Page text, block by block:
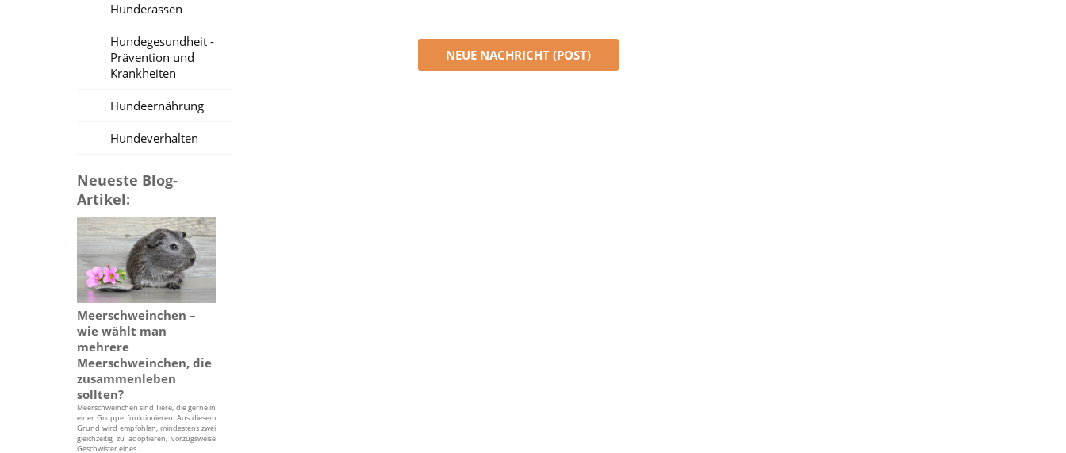
Hunderassen
Hundegesundheit -
Prävention und
Krankheiten
Hundeernährung
Hundeverhalten
Neueste Blog-
Artikel:
Meerschweinchen –
wie wählt man
mehrere
Meerschweinchen, die
zusammenleben
sollten?
Meerschweinchen sind Tiere, die gerne in
einer Gruppe funktionieren. Aus diesem
Grund wird empfohlen, mindestens zwei
gleichzeitig zu adoptieren, vorzugsweise
Geschwister eines...
NEUE NACHRICHT (POST)